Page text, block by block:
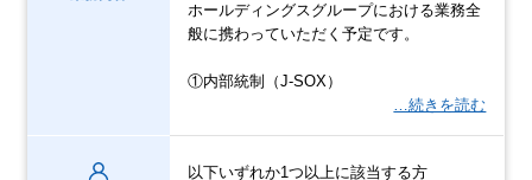
ホールディングスグループにおける業務全
般に携わっていただく予定です。
①内部統制（J‐SOX）
…続きを読む
以下いずれか1つ以上に該当する方